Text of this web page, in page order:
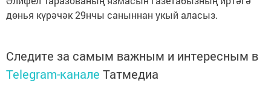
дөнья күрәчәк 29нчы саныннан укый аласыз.
Следите за самым важным и интересным в
Telegram-канале Татмедиа